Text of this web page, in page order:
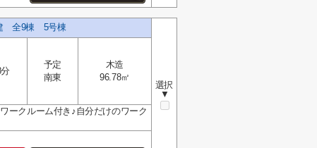
全9棟 5号棟
選択
▼
予定
南東
木造
96.78㎡
ークルーム付き♪自分だけのワーク